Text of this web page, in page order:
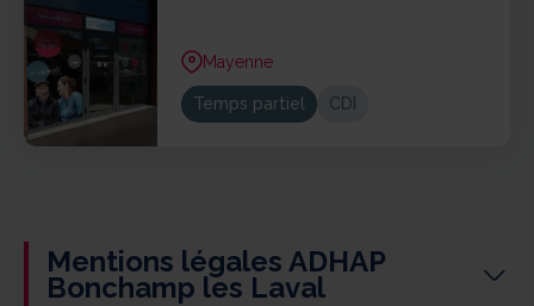
Mayenne
Temps partiel CDI
Mentions légales ADHAP
Bonchamp les Laval